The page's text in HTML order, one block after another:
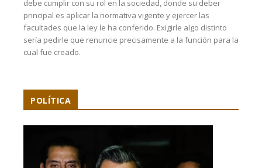
debe cumplir con su rol en la sociedad, donde su deber
principal es aplicar la normativa vigente y ejercer las
facultades que la ley le ha conferido. Exigirle algo distinto
sería pedirle que renuncie precisamente a la función para la
cual fue creado.
POLÍTICA